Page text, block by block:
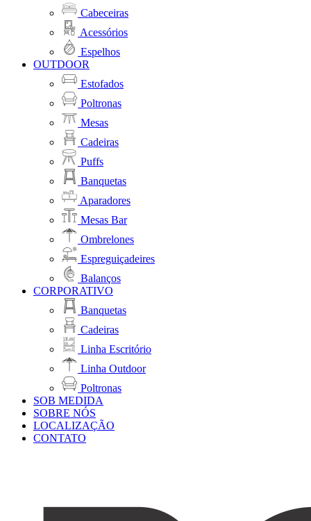
Cabeceiras
Acessórios
Espelhos
OUTDOOR
Estofados
Poltronas
Mesas
Cadeiras
Puffs
Banquetas
Aparadores
Mesas Bar
Ombrelones
Espreguiçadeires
Balanços
CORPORATIVO
Banquetas
Cadeiras
Linha Escritório
Linha Outdoor
Poltronas
SOB MEDIDA
SOBRE NÓS
LOCALIZAÇÃO
CONTATO